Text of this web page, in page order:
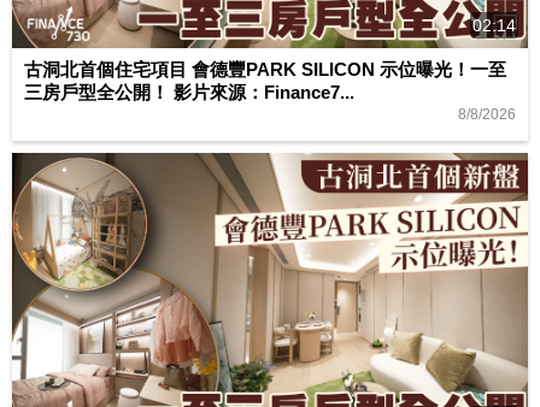
02:14
古洞北首個住宅項目 會德豐PARK SILICON 示位曝光！一至
三房戶型全公開！ 影片來源：Finance7...
8/8/2026